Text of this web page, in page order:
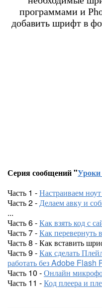
программами и
добавить шрифт в
Серия сообщений "
Часть 1 -Настраиваем
Часть 2 -Делаем авку и
...
Часть 6 -Как взять код с
Часть 7 -Как перевернуть
Часть 8 - Как вставить
Часть 9 -Как сделать
работать без Adobe Flash
Часть 10 -Онлайн
Часть 11 -Код плеера и